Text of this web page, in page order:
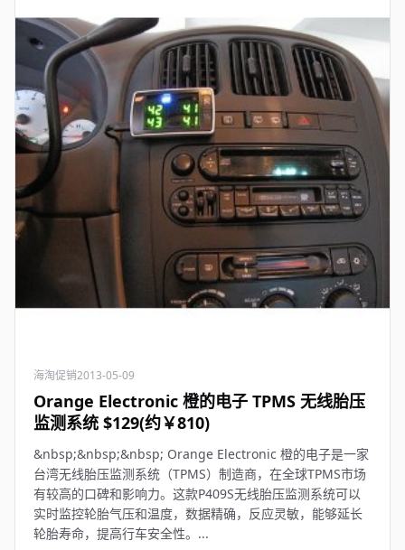
海淘促销2013-05-09
Orange Electronic 橙的电子 TPMS 无线胎压
监测系统 $129(约￥810)
&nbsp;&nbsp;&nbsp; Orange Electronic 橙的电子是一家
台湾无线胎压监测系统（TPMS）制造商，在全球TPMS市场
有较高的口碑和影响力。这款P409S无线胎压监测系统可以
实时监控轮胎气压和温度，数据精确，反应灵敏，能够延长
轮胎寿命，提高行车安全性。...